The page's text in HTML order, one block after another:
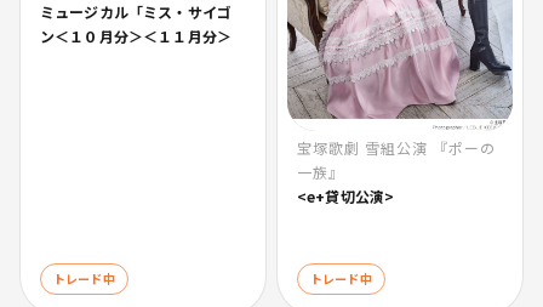
ミュージカル「ミス・サイゴ
ン＜１０月分＞＜１１月分＞
トレード中
宝塚歌劇 雪組公演 『ポーの
一族』
<e+貸切公演>
トレード中